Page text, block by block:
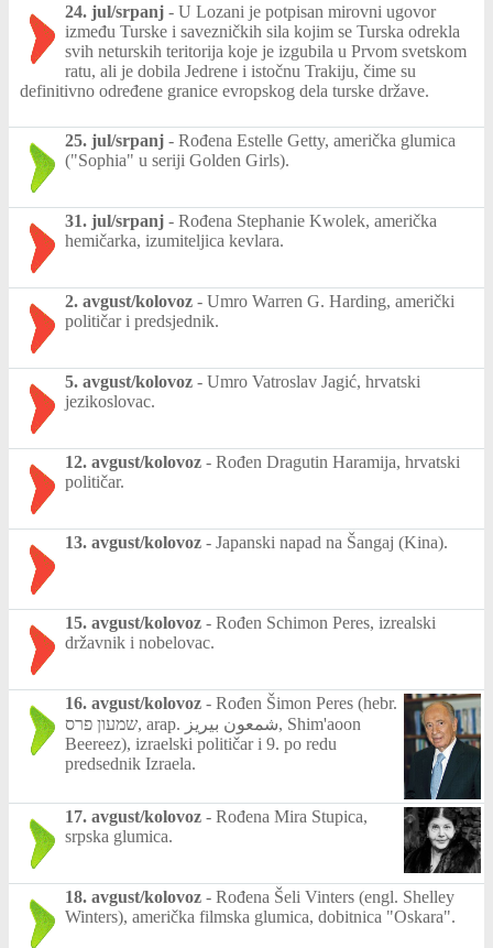
24. jul/srpanj - U Lozani je potpisan mirovni ugovor
između Turske i savezničkih sila kojim se Turska odrekla
svih neturskih teritorija koje je izgubila u Prvom svetskom
ratu, ali je dobila Jedrene i istočnu Trakiju, čime su
definitivno određene granice evropskog dela turske države.
25. jul/srpanj - Rođena Estelle Getty, američka glumica
("Sophia" u seriji Golden Girls).
31. jul/srpanj - Rođena Stephanie Kwolek, američka
hemičarka, izumiteljica kevlara.
2. avgust/kolovoz - Umro Warren G. Harding, američki
političar i predsjednik.
5. avgust/kolovoz - Umro Vatroslav Jagić, hrvatski
jezikoslovac.
12. avgust/kolovoz - Rođen Dragutin Haramija, hrvatski
političar.
13. avgust/kolovoz - Japanski napad na Šangaj (Kina).
15. avgust/kolovoz - Rođen Schimon Peres, izrealski
državnik i nobelovac.
16. avgust/kolovoz - Rođen Šimon Peres (hebr.
שמעון פרס, arap. شمعون بيريز‎, Shim'aoon
Beereez), izraelski političar i 9. po redu
predsednik Izraela.
17. avgust/kolovoz - Rođena Mira Stupica,
srpska glumica.
18. avgust/kolovoz - Rođena Šeli Vinters (engl. Shelley
Winters), američka filmska glumica, dobitnica "Oskara".